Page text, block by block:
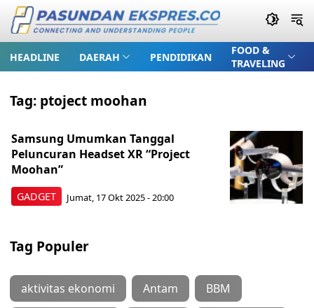
HEADLINE DAERAH PENDIDIKAN
FOOD &
TRAVELING
Tag: ptoject moohan
GADGET
Samsung Umumkan Tanggal
Peluncuran Headset XR “Project
Moohan”
Jumat, 17 Okt 2025 - 20:00
Tag Populer
aktivitas ekonomi Antam BBM